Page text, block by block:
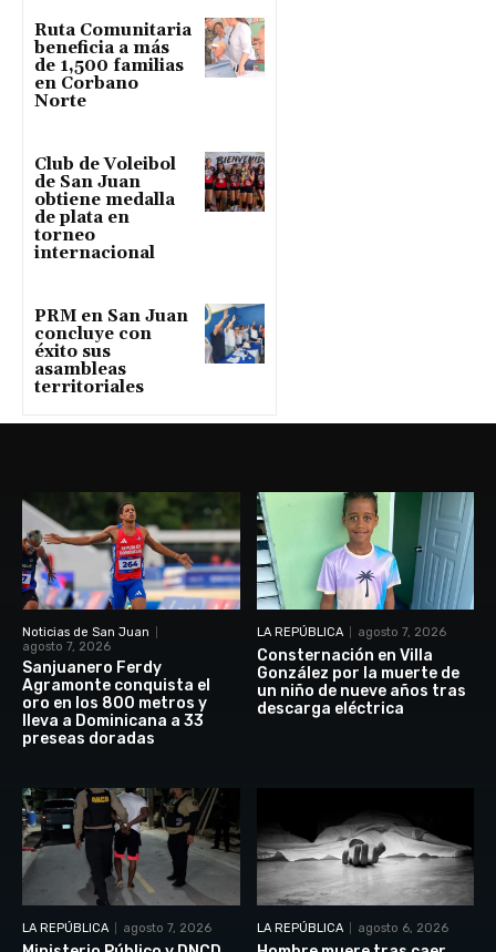
Ruta Comunitaria
beneficia a más
de 1,500 familias
en Corbano
Norte
Club de Voleibol
de San Juan
obtiene medalla
de plata en
torneo
internacional
PRM en San Juan
concluye con
éxito sus
asambleas
territoriales
Noticias de San Juan
agosto 7, 2026
Sanjuanero Ferdy
Agramonte conquista el
oro en los 800 metros y
lleva a Dominicana a 33
preseas doradas
LA REPÚBLICA agosto 7, 2026
Consternación en Villa
González por la muerte de
un niño de nueve años tras
descarga eléctrica
LA REPÚBLICA agosto 7, 2026 LA REPÚBLICA agosto 6, 2026